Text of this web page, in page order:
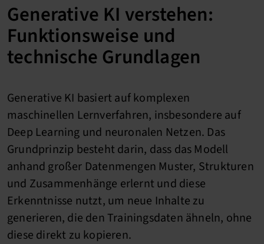
Generative KI verstehen:
Funktionsweise und
technische Grundlagen
Generative KI basiert auf komplexen
maschinellen Lernverfahren, insbesondere auf
Deep Learning und neuronalen Netzen. Das
Grundprinzip besteht darin, dass das Modell
anhand großer Datenmengen Muster, Strukturen
und Zusammenhänge erlernt und diese
Erkenntnisse nutzt, um neue Inhalte zu
generieren, die den Trainingsdaten ähneln, ohne
diese direkt zu kopieren.